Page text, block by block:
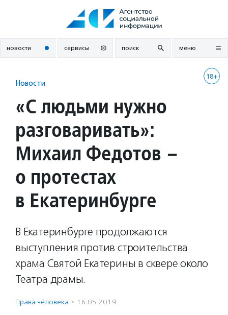
новости сервисы поиск меню
18+
Новости
«С людьми нужно
разговаривать»:
Михаил Федотов –
о протестах
в Екатеринбурге
В Екатеринбурге продолжаются
выступления против строительства
храма Святой Екатерины в сквере около
Театра драмы.
Права человека · 16.05.2019